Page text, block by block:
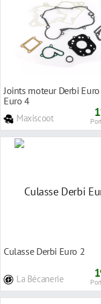
Joints moteur Derbi
Euro 4
Maxiscoot
Culasse Derbi Euro 2
La Bécanerie